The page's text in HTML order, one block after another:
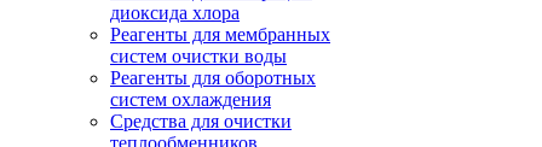
диоксида хлора
Реагенты для мембранных
систем очистки воды
Реагенты для оборотных
систем охлаждения
Средства для очистки